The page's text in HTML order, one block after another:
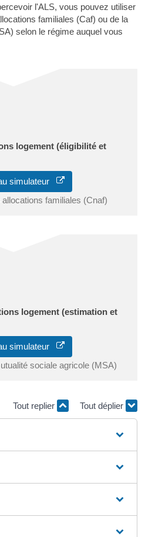
l'ALS, vous pouvez utiliser
familiales (Caf) ou de la
selon le régime auquel vous
logement (éligibilité et
simulateur
familiales (Cnaf)
logement (estimation et
simulateur
sociale agricole (MSA)
Tout replier Tout déplier